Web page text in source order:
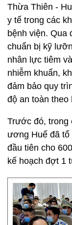
Thừa Thiên -
y tế trong các
bệnh viện. Qua
chuẩn bị kỹ
nhân lực tiêm
nhiễm khuẩn,
đảm bảo quy
độ an toàn
Trước đó, trong
ương Huế đã tổ
đầu tiên cho
kế hoạch đợt 1